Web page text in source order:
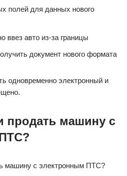
полей для данных нового
ввез авто из-за границы
документ нового формата
одновременно электронный и
продать машину с
?